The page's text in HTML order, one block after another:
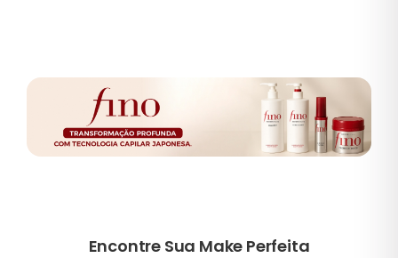
Encontre Sua Make Perfeita